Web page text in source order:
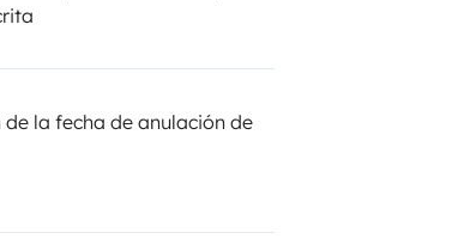
la fecha de anulación de